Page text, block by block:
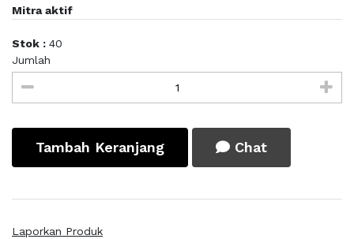
Mitra aktif
Stok : 40
Jumlah
Tambah Keranjang Chat
Laporkan Produk